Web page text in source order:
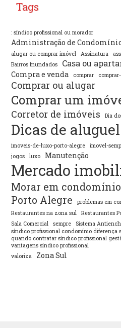
Tags
: síndico profissional ou morador
Administração de
alugar ou comprar imóvel Assinatura
Bairros Inundados
Casa ou
Compra e venda comprar
Comprar ou alugar
Comprar um
Corretor de imóveis Dia
Dicas de aluguel
imoveis-de-luxo-porto-alegre imovel-
jogos
luxo Manutenção
Mercado
Morar em condomínio
Porto Alegre
problemas em
Restaurantes na zona sul
Restaurantes
Sala Comercial
sempre
Sistema
síndico profissional condomínio diferença
quando contratar síndico profissional
vantagens síndico profissional
valoriza
Zona Sul